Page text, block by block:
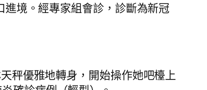
境。經專家組會診，診斷為新冠
秤優雅地轉身，開始操作她吧檯上